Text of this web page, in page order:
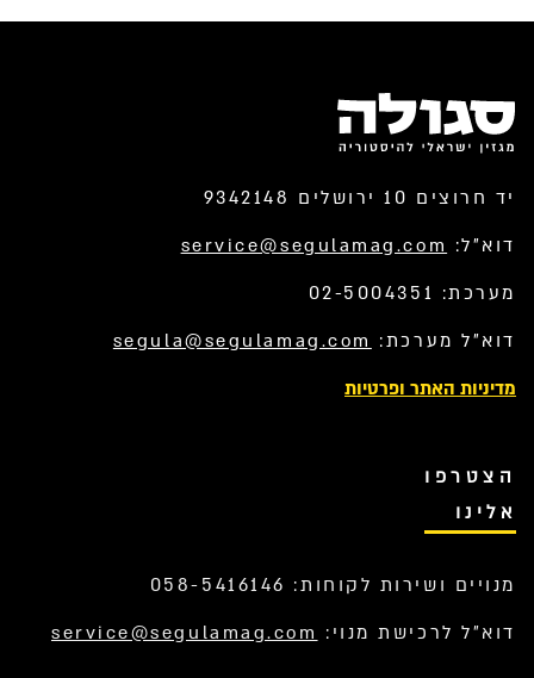
יד חרוצים 10 ירושלים 9342148
דוא”ל: service@segulamag.com
מערכת: 02-5004351
דוא”ל מערכת: segula@segulamag.com
מדיניות האתר ופרטיות
הצטרפו
אלינו
מנויים ושירות לקוחות: 058-5416146
דוא”ל לרכישת מנוי: service@segulamag.com